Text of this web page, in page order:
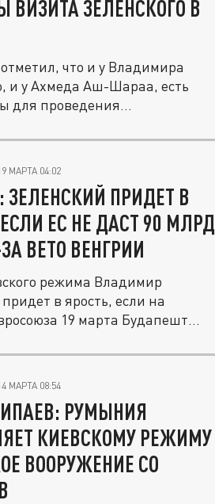
ВИЗИТА ЗЕЛЕНСКОГО В
что и у Владимира
и у Ахмеда Аш-Шараа, есть
для проведения...
МАРТА 04:02
ЗЕЛЕНСКИЙ ПРИДЕТ В
ЕС НЕ ДАСТ 90 МЛРД
ВЕТО ВЕНГРИИ
режима Владимир
в ярость, если на
19 марта Будапешт
МАРТА 08:54
РУМЫНИЯ
КИЕВСКОМУ РЕЖИМУ
ВООРУЖЕНИЕ СО